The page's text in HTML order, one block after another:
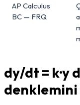
AP Calculus
BC — FRQ
dy/dt = k·y
denklemini